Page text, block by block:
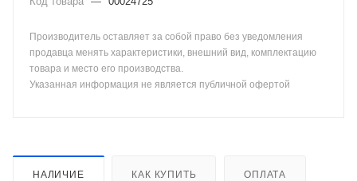
Производитель оставляет за собой право без уведомления
продавца менять характеристики, внешний вид, комплектацию
товара и место его производства.
Указанная информация не является публичной офертой
НАЛИЧИЕ КАК КУПИТЬ ОПЛАТА